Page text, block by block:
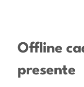
Offline
presente